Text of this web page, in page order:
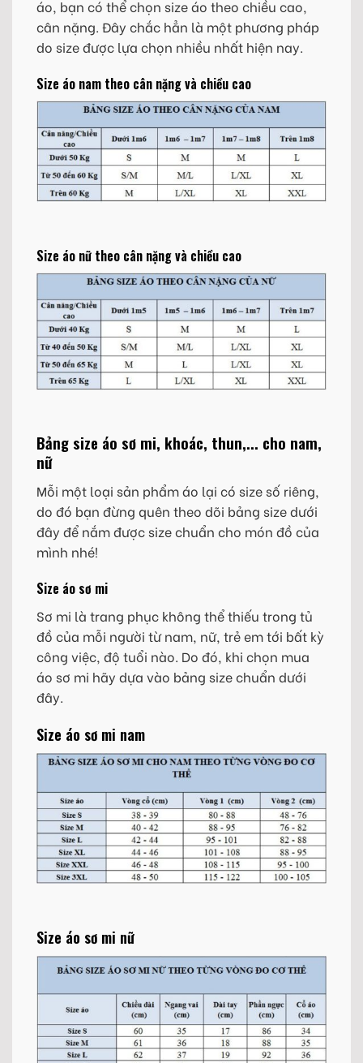
áo, bạn có thể chọn size áo theo chiều cao,
cân nặng. Đây chắc hẳn là một phương pháp
do size được lựa chọn nhiều nhất hiện nay.
Size áo nam theo cân nặng và chiều cao
Size áo nữ theo cân nặng và chiều cao
Bảng size áo sơ mi, khoác, thun,... cho nam,
nữ
Mỗi một loại sản phẩm áo lại có size số riêng,
do đó bạn đừng quên theo dõi bảng size dưới
đây để nắm được size chuẩn cho món đồ của
mình nhé!
Size áo sơ mi
Sơ mi là trang phục không thể thiếu trong tủ
đồ của mỗi người từ nam, nữ, trẻ em tới bất kỳ
công việc, độ tuổi nào. Do đó, khi chọn mua
áo sơ mi hãy dựa vào bảng size chuẩn dưới
đây.
Size áo sơ mi nam
Size áo sơ mi nữ